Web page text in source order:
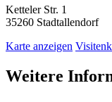
Ketteler Str. 1
35260 Stadtallendorf
Karte anzeigen
Weitere